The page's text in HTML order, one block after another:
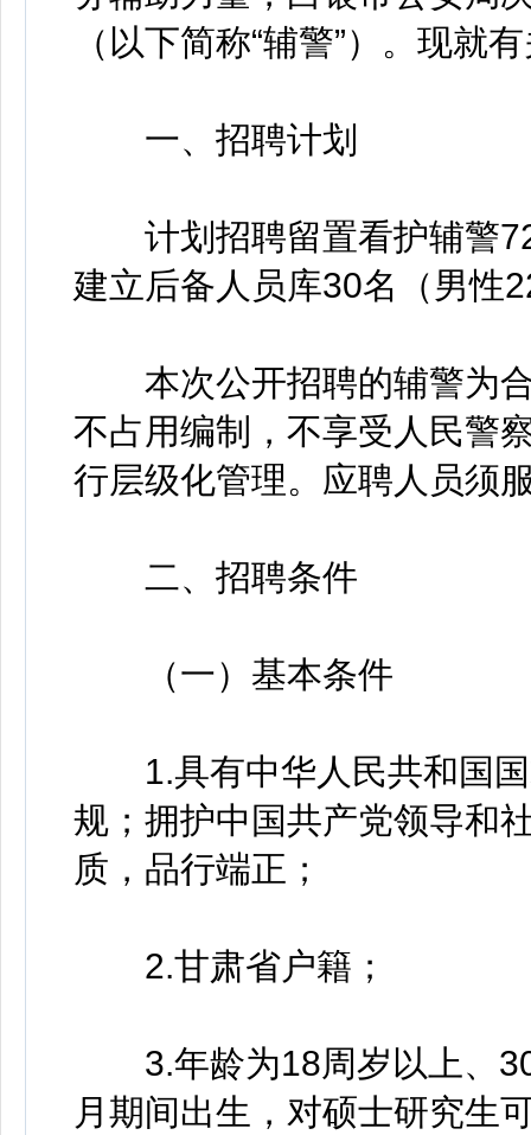
（以下简称“辅警”）。现就
一、招聘计划
计划招聘留置看护辅警72
建立后备人员库30名（男性
本次公开招聘的辅警为合
不占用编制，不享受人民警
行层级化管理。应聘人员须
二、招聘条件
（一）基本条件
1.具有中华人民共和国国
规；拥护中国共产党领导和
质，品行端正；
2.甘肃省户籍；
3.年龄为18周岁以上、30
月期间出生，对硕士研究生